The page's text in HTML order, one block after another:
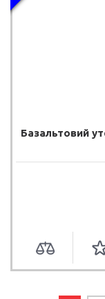
Базальтовий